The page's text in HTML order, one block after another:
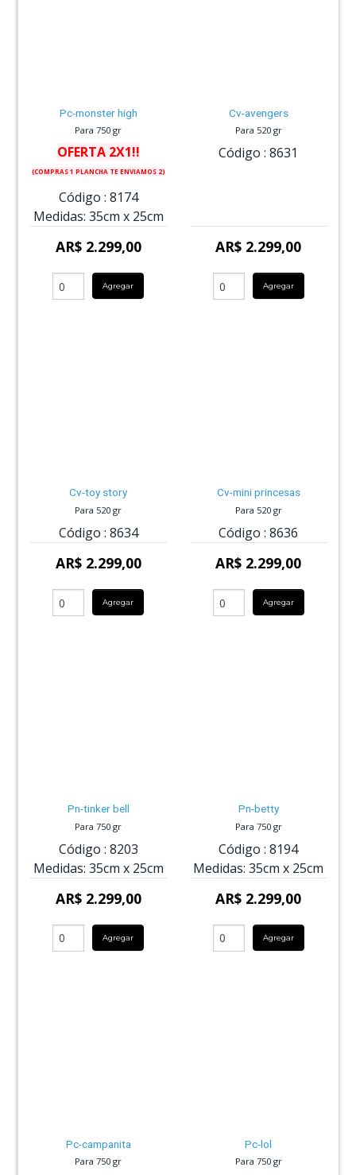
Pc-monster high
Para 750 gr
OFERTA 2X1!!
(COMPRAS 1 PLANCHA TE ENVIAMOS 2)
Código : 8174
Medidas: 35cm x 25cm
AR$ 2.299,00
Agregar
Cv-avengers
Para 520 gr
Código : 8631
AR$ 2.299,00
Agregar
Cv-toy story
Para 520 gr
Código : 8634
AR$ 2.299,00
Agregar
Cv-mini princesas
Para 520 gr
Código : 8636
AR$ 2.299,00
Agregar
Pn-tinker bell
Para 750 gr
Código : 8203
Medidas: 35cm x 25cm
AR$ 2.299,00
Agregar
Pn-betty
Para 750 gr
Código : 8194
Medidas: 35cm x 25cm
AR$ 2.299,00
Agregar
Pc-campanita
Para 750 gr
Pc-lol
Para 750 gr